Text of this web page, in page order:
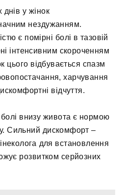
днів у жінок
нездужанням.
є помірні болі в тазовій
інтенсивним скороченням
цього відбувається спазм
харчування
відчуття.
болі внизу живота є нормою
Сильний дискомфорт –
для встановлення
розвитком серйозних